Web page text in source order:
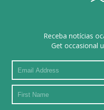
Receba notícias
Get occasional